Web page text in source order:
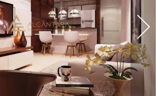
financiamento